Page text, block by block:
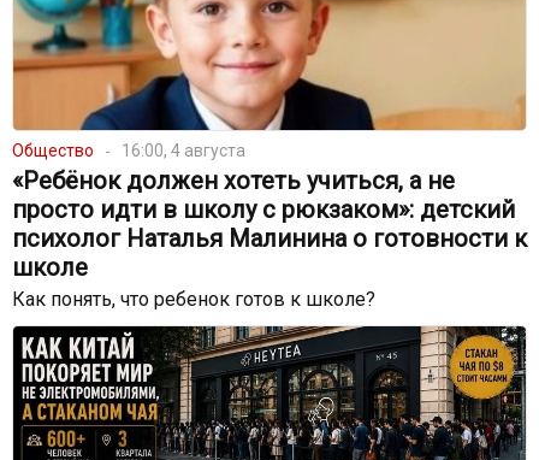
Общество 16:00, 4 августа
«Ребёнок должен хотеть учиться, а не
просто идти в школу с рюкзаком»: детский
психолог Наталья Малинина о готовности к
школе
Как понять, что ребенок готов к школе?